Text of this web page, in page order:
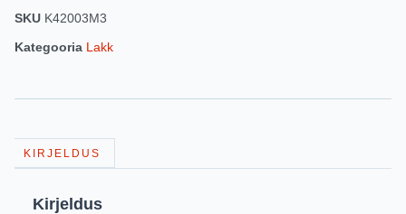
SKU K42003M3
Kategooria Lakk
KIRJELDUS
Kirjeldus